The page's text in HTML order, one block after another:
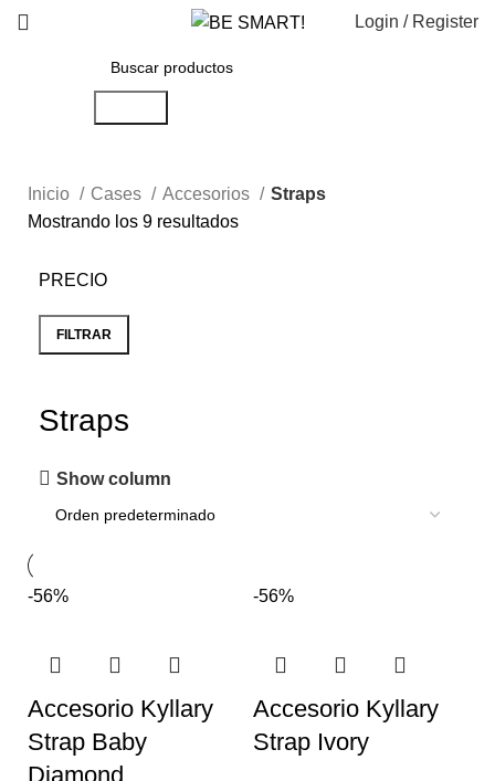
Login / Register
Inicio Cases Accesorios
Straps
Mostrando los 9 resultados
PRECIO
FILTRAR
Straps
Show column
-56%
Accesorio Kyllary
Strap Baby
Diamond
-56%
Accesorio Kyllary
Strap Ivory